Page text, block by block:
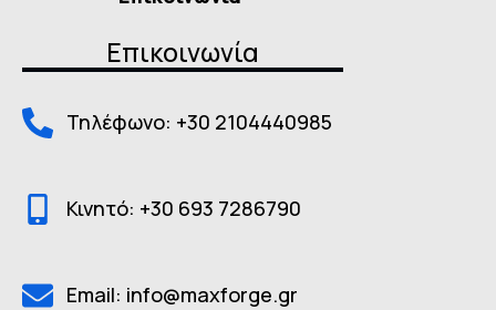
Επικοινωνία
Τηλέφωνο: +30 2104440985
Κινητό: +30 693 7286790
Email: info@maxforge.gr